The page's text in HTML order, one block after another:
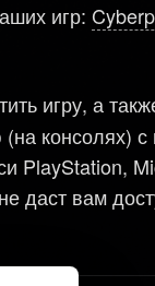
игр:
игру, а
консолях)
PlayStation,
даст вам